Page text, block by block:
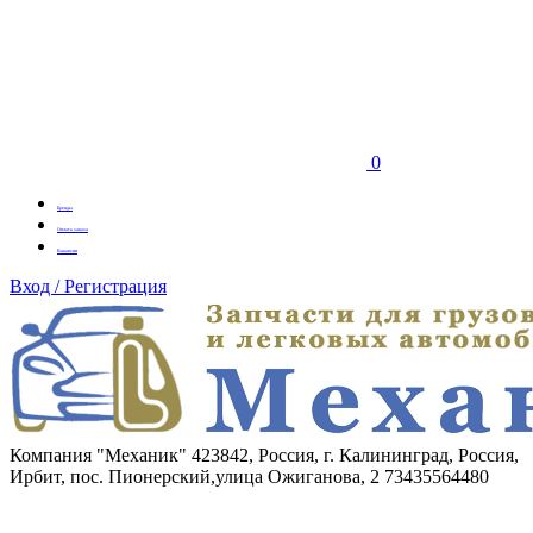
0
Бренды
Оплата заказа
Вакансии
Вход / Регистрация
Компания "Механик" 423842, Россия, г. Калининград, Россия,
Ирбит, пос. Пионерский,улица Ожиганова, 2 73435564480